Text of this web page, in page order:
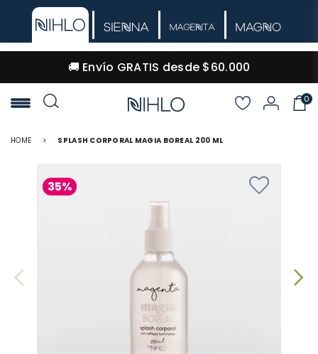
🚚 Envío GRATIS desde $60.000
NIHLO
0
HOME > SPLASH CORPORAL MAGIA BOREAL 200 ML
35%